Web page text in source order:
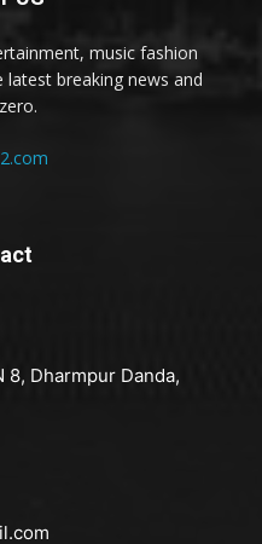
music fashion
breaking news and
8, Dharmpur Danda,